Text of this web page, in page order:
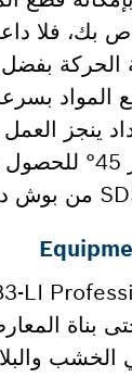
المواد
ينجز
يمكن
بناة
الخشب